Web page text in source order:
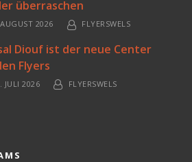
überraschen
2026 FLYERSWELS
Diouf ist der neue Center
Flyers
JULI 2026 FLYERSWELS